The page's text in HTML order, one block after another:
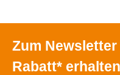
Zum
Rabatt*